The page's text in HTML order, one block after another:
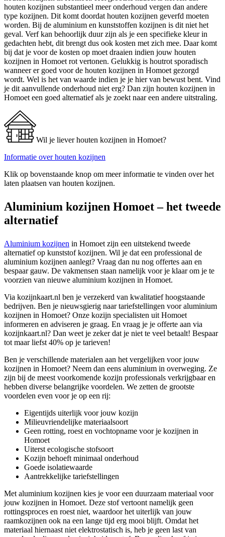
houten kozijnen substantieel meer onderhoud vergen dan andere
type kozijnen. Dit komt doordat houten kozijnen geverfd moeten
worden. Bij de aluminium en kunststoffen kozijnen is dit niet het
geval. Verf kan behoorlijk duur zijn als je een specifieke kleur in
gedachten hebt, dit brengt dus ook kosten met zich mee. Daar komt
bij dat je voor de kosten op moet draaien indien jouw houten
kozijnen in Homoet rot vertonen. Gelukkig is houtrot sporadisch
wanneer er goed voor de houten kozijnen in Homoet gezorgd
wordt. Wel is het van waarde indien je je hier van bewust bent. Vind
je dit aanvullende onderhoud niet erg? Dan zijn houten kozijnen in
Homoet een goed alternatief als je zoekt naar een andere uitstraling.
Wil je liever houten kozijnen in Homoet?
Informatie over houten kozijnen
Klik op bovenstaande knop om meer informatie te vinden over het
laten plaatsen van houten kozijnen.
Aluminium kozijnen Homoet – het tweede
alternatief
Aluminium kozijnen in Homoet zijn een uitstekend tweede
alternatief op kunststof kozijnen. Wil je dat een professional de
aluminium kozijnen aanlegt? Vraag dan nu nog offertes aan en
bespaar gauw. De vakmensen staan namelijk voor je klaar om je te
voorzien van nieuwe aluminium kozijnen in Homoet.
Via kozijnkaart.nl ben je verzekerd van kwalitatief hoogstaande
bedrijven. Ben je nieuwsgierig naar tariefstellingen voor aluminium
kozijnen in Homoet? Onze kozijn specialisten uit Homoet
informeren en adviseren je graag. En vraag je je offerte aan via
kozijnkaart.nl? Dan weet je zeker dat je niet te veel betaalt! Bespaar
tot maar liefst 40% op je tarieven!
Ben je verschillende materialen aan het vergelijken voor jouw
kozijnen in Homoet? Neem dan eens aluminium in overweging. Ze
zijn bij de meest voorkomende kozijn professionals verkrijgbaar en
hebben diverse belangrijke voordelen. We zetten de grootste
voordelen even voor je op een rij:
Eigentijds uiterlijk voor jouw kozijn
Milieuvriendelijke materiaalsoort
Geen rotting, roest en vochtopname voor je kozijnen in
Homoet
Uiterst ecologische stofsoort
Kozijn behoeft minimaal onderhoud
Goede isolatiewaarde
Aantrekkelijke tariefstellingen
Met aluminium kozijnen kies je voor een duurzaam materiaal voor
jouw kozijnen in Homoet. Deze stof vertoont namelijk geen
rottingsproces en roest niet, waardoor het uiterlijk van jouw
raamkozijnen ook na een lange tijd erg mooi blijft. Omdat het
materiaal hiernaast niet elektrostatisch is, heb je geen last van